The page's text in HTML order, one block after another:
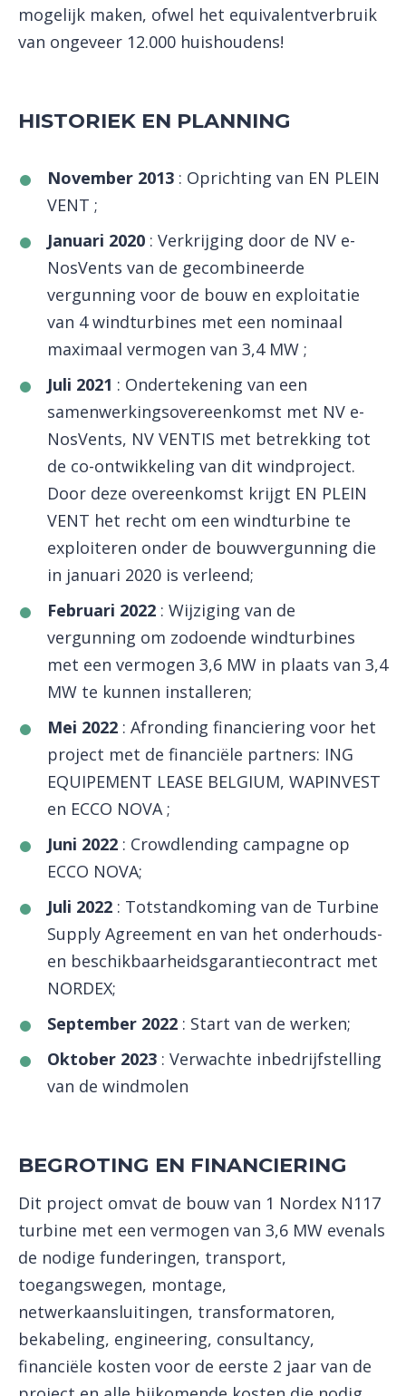
mogelijk maken, ofwel het equivalentverbruik
van ongeveer 12.000 huishoudens!
HISTORIEK EN PLANNING
November 2013 : Oprichting van EN PLEIN
VENT ;
Januari 2020 : Verkrijging door de NV e-
NosVents van de gecombineerde
vergunning voor de bouw en exploitatie
van 4 windturbines met een nominaal
maximaal vermogen van 3,4 MW ;
Juli 2021 : Ondertekening van een
samenwerkingsovereenkomst met NV e-
NosVents, NV VENTIS met betrekking tot
de co-ontwikkeling van dit windproject.
Door deze overeenkomst krijgt EN PLEIN
VENT het recht om een ​​windturbine te
exploiteren onder de bouwvergunning die
in januari 2020 is verleend;
Februari 2022 : Wijziging van de
vergunning om zodoende windturbines
met een vermogen 3,6 MW in plaats van 3,4
MW te kunnen installeren;
Mei 2022 : Afronding financiering voor het
project met de financiële partners: ING
EQUIPEMENT LEASE BELGIUM, WAPINVEST
en ECCO NOVA ;
Juni 2022 : Crowdlending campagne op
ECCO NOVA;
Juli 2022 : Totstandkoming van de Turbine
Supply Agreement en van het onderhouds-
en beschikbaarheidsgarantiecontract met
NORDEX;
September 2022 : Start van de werken;
Oktober 2023 : Verwachte inbedrijfstelling
van de windmolen
BEGROTING EN FINANCIERING
Dit project omvat de bouw van 1 Nordex N117
turbine met een vermogen van 3,6 MW evenals
de nodige funderingen, transport,
toegangswegen, montage,
netwerkaansluitingen, transformatoren,
bekabeling, engineering, consultancy,
financiële kosten voor de eerste 2 jaar van de